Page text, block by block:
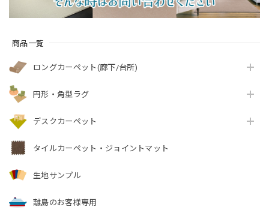
商品一覧
ロングカーペット(廊下/台所)
円形・角型ラグ
デスクカーペット
タイルカーペット・ジョイントマット
生地サンプル
離島のお客様専用